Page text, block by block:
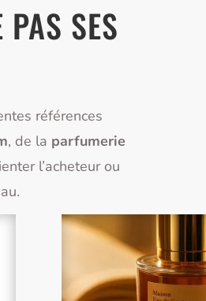
SES
références
, de la parfumerie
l’acheteur ou